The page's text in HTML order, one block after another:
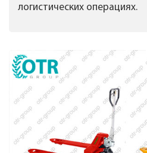
логистических операциях.